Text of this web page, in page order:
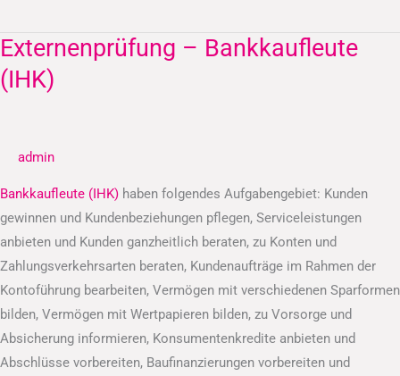
Externenprüfung – Bankkaufleute
(IHK)
admin
Bankkaufleute (IHK) haben folgendes Aufgabengebiet: Kunden
gewinnen und Kundenbeziehungen pflegen, Serviceleistungen
anbieten und Kunden ganzheitlich beraten, zu Konten und
Zahlungsverkehrsarten beraten, Kundenaufträge im Rahmen der
Kontoführung bearbeiten, Vermögen mit verschiedenen Sparformen
bilden, Vermögen mit Wertpapieren bilden, zu Vorsorge und
Absicherung informieren, Konsumentenkredite anbieten und
Abschlüsse vorbereiten, Baufinanzierungen vorbereiten und
Externenprüfung
–
Bankkaufleute